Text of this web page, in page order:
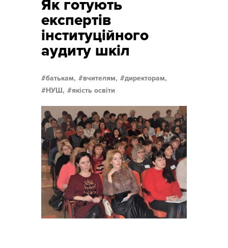
Як готують
експертів
інституційного
аудиту шкіл
батькам, вчителям,
директорам,
НУШ,
якість освіти